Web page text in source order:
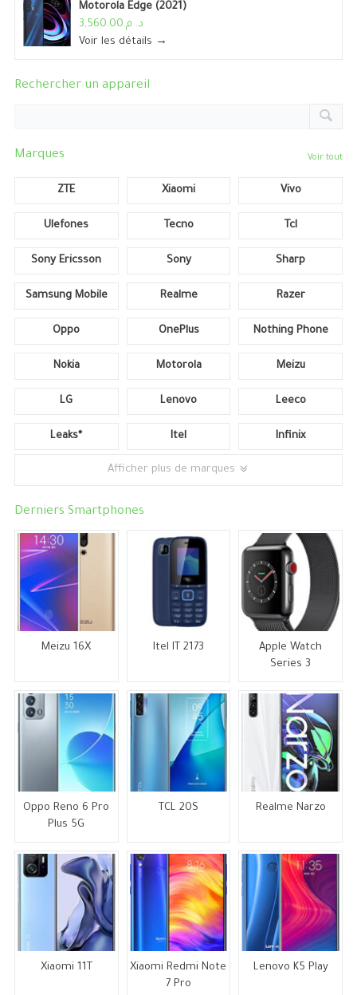
Motorola Edge (2021)
د. م.3,560.00
Voir les détails →
Rechercher un appareil
Marques Voir tout
ZTE Xiaomi Vivo
Ulefones Tecno Tcl
Sony Ericsson Sony Sharp
Samsung Mobile Realme Razer
Oppo OnePlus Nothing Phone
Nokia Motorola Meizu
LG Lenovo Leeco
Leaks* Itel Infinix
Afficher plus de marques
Derniers Smartphones
Meizu 16X Itel IT 2173
Apple Watch
Series 3
Oppo Reno 6 Pro
Plus 5G
TCL 20S Realme Narzo
Xiaomi 11T
Xiaomi Redmi Note
7 Pro
Lenovo K5 Play